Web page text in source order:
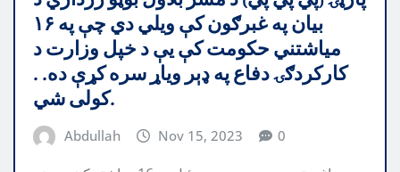
بيان په غبرګون کې ويلي دي چې په ۱۶
مياشتني حکومت کې يې د خپل وزارت د
کارکردګۍ دفاع په ډېر وياړ سره کړې ده. .
کولی شي.
Abdullah Nov 15, 2023 0